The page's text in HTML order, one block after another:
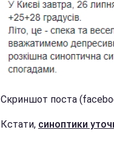
Скриншот поста
Кстати, синоптики